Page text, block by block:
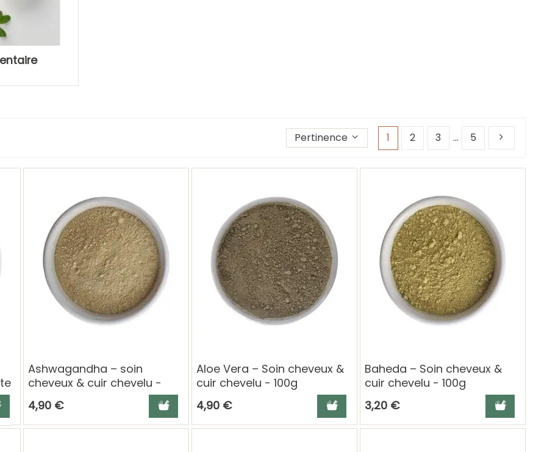
Trier les produits par
Pertinence 1 2 3 … 5
au panier
Ashwagandha – soin
cheveux & cuir chevelu -
100g
4,90 € Ajouter au panier
Aloe Vera – Soin cheveux &
cuir chevelu - 100g
4,90 €
Ajouter au panier
Baheda – Soin cheveux &
cuir chevelu - 100g
3,20 €
Ajouter